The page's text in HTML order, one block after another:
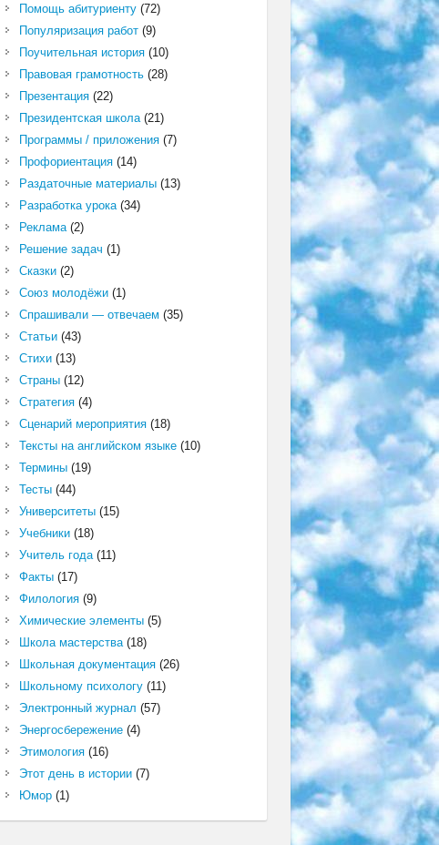
Помощь абитуриенту(72)
Популяризация работ(9)
Поучительная история(10)
Правовая грамотность(28)
Презентация(22)
Президентская школа(21)
Программы / приложения(7)
Профориентация(14)
Раздаточные материалы(13)
Разработка урока(34)
Реклама(2)
Решение задач (1)
Сказки(2)
Союз молодёжи(1)
Спрашивали — отвечаем (35)
Статьи(43)
Стихи(13)
Страны(12)
Стратегия(4)
Сценарий мероприятия(18)
Тексты на английском языке(10)
Термины(19)
Тесты(44)
Университеты(15)
Учебники(18)
Учитель года(11)
Факты(17)
Филология(9)
Химические элементы(5)
Школа мастерства(18)
Школьная документация(26)
Школьному психологу(11)
Электронный журнал (57)
Энергосбережение(4)
Этимология(16)
Этот день в истории(7)
Юмор(1)